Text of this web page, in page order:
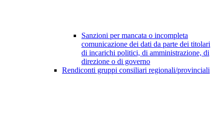
Sanzioni per mancata o incompleta
comunicazione dei dati da parte dei titolari
di incarichi politici, di amministrazione, di
direzione o di governo
Rendiconti gruppi consiliari regionali/provinciali